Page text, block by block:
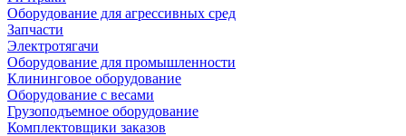
Оборудование для агрессивных сред
Запчасти
Электротягачи
Оборудование для промышленности
Клининговое оборудование
Оборудование с весами
Грузоподъемное оборудование
Комплектовщики заказов